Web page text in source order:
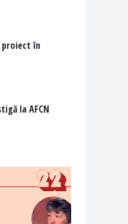
în
la AFCN